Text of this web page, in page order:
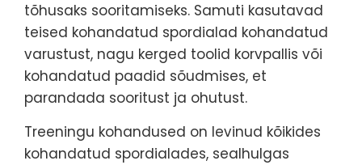
tõhusaks sooritamiseks. Samuti kasutavad
teised kohandatud spordialad kohandatud
varustust, nagu kerged toolid korvpallis või
kohandatud paadid sõudmises, et
parandada sooritust ja ohutust.
Treeningu kohandused on levinud kõikides
kohandatud spordialades, sealhulgas